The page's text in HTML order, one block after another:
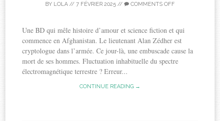
BY LOLA // 7 FÉVRIER 2025 // COMMENTS OFF
Une BD qui mêle histoire d’amour et science fiction et qui
commence en Afghanistan. Le lieutenant Alan Zédher est
cryptologue dans l’armée. Ce jour-là, une embuscade cause la
mort de ses hommes. Fluctuation inhabituelle du spectre
électromagnétique terrestre ? Erreur...
CONTINUE READING →